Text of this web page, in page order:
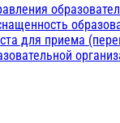
для приема